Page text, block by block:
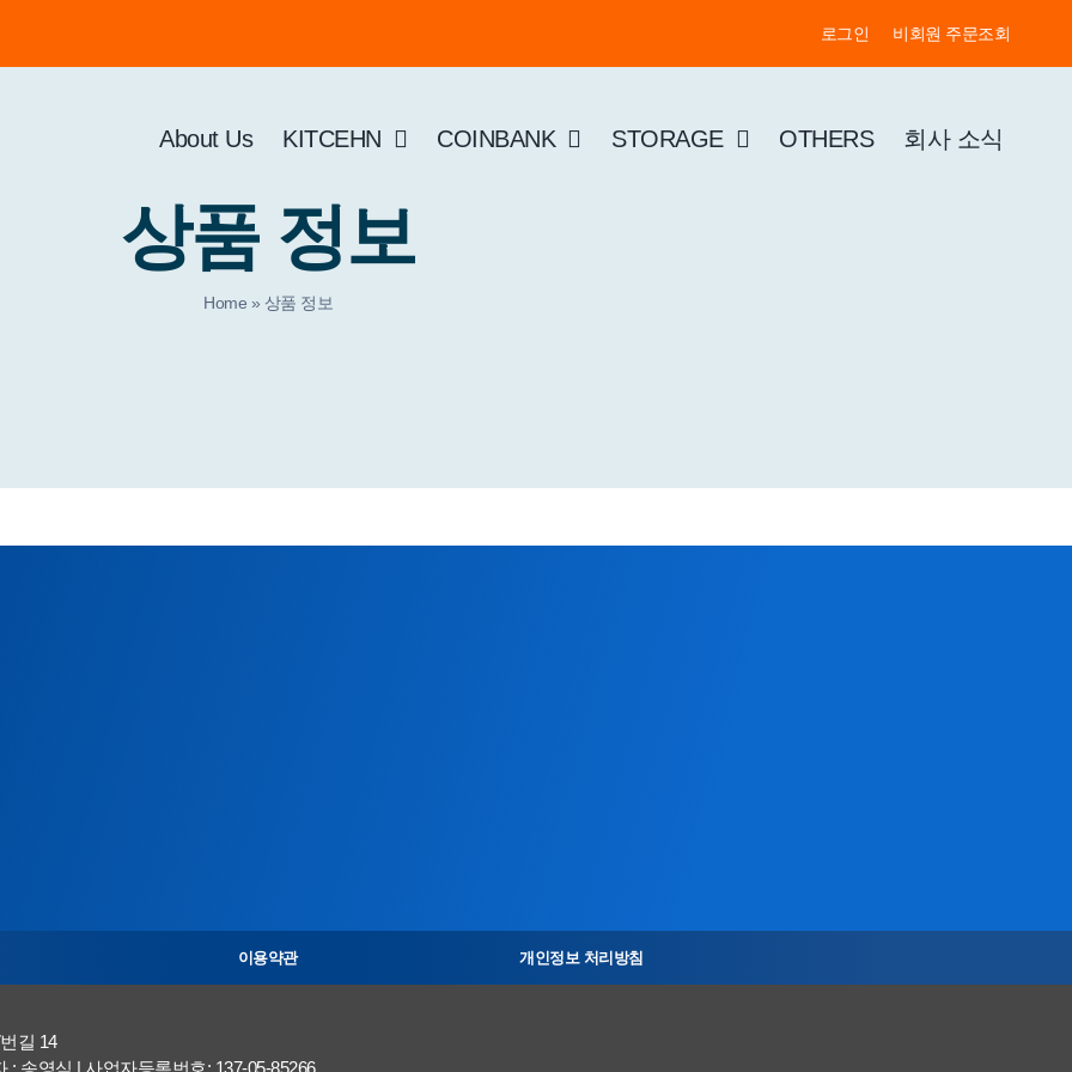
로그인 비회원 주문조회
About Us KITCEHN COINBANK STORAGE OTHERS 회사 소식
상품 정보
Home » 상품 정보
이용약관 개인정보 처리방침
길 14
송영식 | 사업자등록번호: 137-05-85266